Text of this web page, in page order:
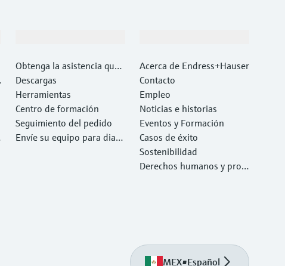
Obtenga la asistencia que
necesita con rapidez
Descargas
Herramientas
Centro de formación
Seguimiento del pedido
Envíe su equipo para diag
Acerca de Endress+Hauser
Contacto
Empleo
Noticias e historias
Eventos y Formación
Casos de éxito
Sostenibilidad
Derechos humanos y prote
MEX•Español